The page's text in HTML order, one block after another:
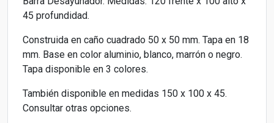
45 profundidad.
Construida en caño cuadrado 50 x 50 mm. Tapa en 18
mm. Base en color aluminio, blanco, marrón o negro.
Tapa disponible en 3 colores.
También disponible en medidas 150 x 100 x 45.
Consultar otras opciones.